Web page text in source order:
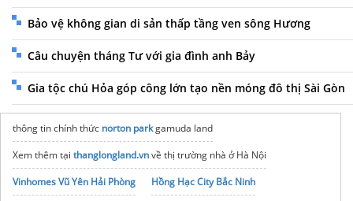
Bảo vệ không gian di sản thấp tầng ven sông Hương
Câu chuyện tháng Tư với gia đình anh Bảy
Gia tộc chú Hỏa góp công lớn tạo nền móng đô thị Sài Gòn
thông tin chính thức norton parkgamuda land
Xem thêm tại thanglongland.vnvề thị trường nhà ở Hà Nội
Vinhomes Vũ Yên Hải Phòng
Hồng Hạc City Bắc Ninh